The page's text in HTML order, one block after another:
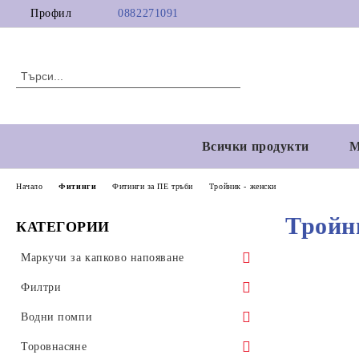
Профил 0882271091
Всички продукти
КАТЕГОРИИ
Маркучи за капково напояване
Едносезонни маркучи за капково
напояване с интегриран (вграден)
напояване
Филтри
Хидроциклонни филтри
Дискови филтри Т тип
Водни помпи
Дизелови водни помпи
Торовнасяне
Начало Фитинги Фитинги за ПЕ тръби Тройник - женски